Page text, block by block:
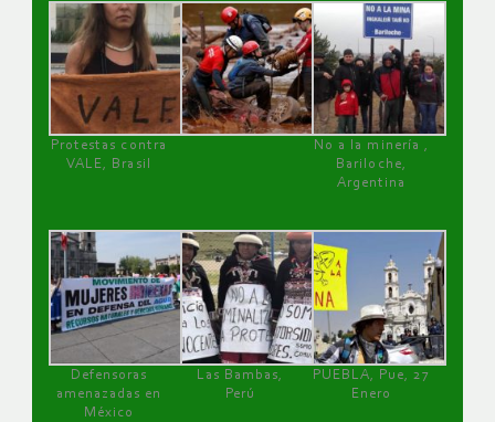
Protestas contra
VALE, Brasil
No a la minería ,
Bariloche,
Argentina
Defensoras
amenazadas en
México
Las Bambas,
Perú
PUEBLA, Pue, 27
Enero